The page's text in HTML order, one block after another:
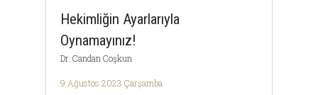
Hekimliğin Ayarlarıyla
Oynamayınız!
Dr. Candan Coşkun
9 Ağustos 2023 Çarşamba